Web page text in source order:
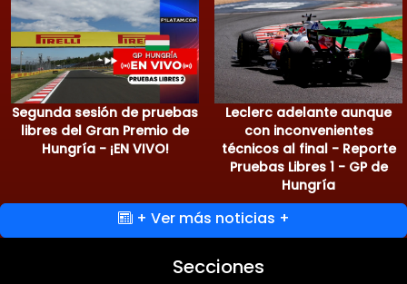
Segunda sesión de pruebas
libres del Gran Premio de
Hungría - ¡EN VIVO!
Leclerc adelante aunque
con inconvenientes
técnicos al final - Reporte
Pruebas Libres 1 - GP de
Hungría
+ Ver más noticias +
Secciones